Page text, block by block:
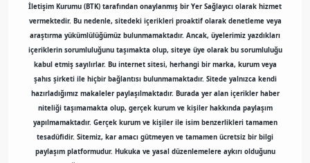
İletişim Kurumu (BTK) tarafından onaylanmış bir Yer Sağlayıcı olarak hizmet
vermektedir. Bu nedenle, sitedeki içerikleri proaktif olarak denetleme veya
araştırma yükümlülüğümüz bulunmamaktadır. Ancak, üyelerimiz yazdıkları
içeriklerin sorumluluğunu taşımakta olup, siteye üye olarak bu sorumluluğu
kabul etmiş sayılırlar. Bu internet sitesi, herhangi bir marka, kurum veya
şahıs şirketi ile hiçbir bağlantısı bulunmamaktadır. Sitede yalnızca kendi
hazırladığımız makaleler paylaşılmaktadır. Burada yer alan içerikler haber
niteliği taşımamakta olup, gerçek kurum ve kişiler hakkında paylaşım
yapılmamaktadır. Gerçek kurum ve kişiler ile isim benzerlikleri tamamen
tesadüfidir. Sitemiz, kar amacı gütmeyen ve tamamen ücretsiz bir bilgi
paylaşım platformudur. Hukuka ve yasal düzenlemelere aykırı olduğunu